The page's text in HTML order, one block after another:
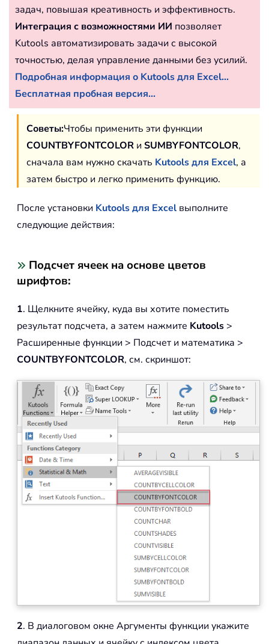
задач, повышая креативность и эффективность.
Интеграция с возможностями ИИ позволяет
Kutools автоматизировать задачи с высокой
точностью, делая управление данными без усилий.
Подробная информация о Kutools для Excel...
Бесплатная пробная версия...
Советы:Чтобы применить эти функции
COUNTBYFONTCOLOR и SUMBYFONTCOLOR,
сначала вам нужно скачать Kutools для Excel, а
затем быстро и легко применить функцию.
После установки Kutools для Excel выполните
следующие действия:
Подсчет ячеек на основе цветов
шрифтов:
1. Щелкните ячейку, куда вы хотите поместить
результат подсчета, а затем нажмите Kutools >
Расширенные функции > Подсчет и математика >
COUNTBYFONTCOLOR, см. скриншот:
2. В диалоговом окне Аргументы функции укажите